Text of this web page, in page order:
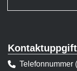
Telefonnummer